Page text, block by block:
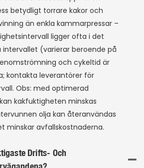
betydligt torrare kakor och
än enkla kammarpressar –
ligger ofta i det
(varierar beroende på
och cykeltid är
kontakta leverantörer för
Obs: med optimerad
kakfuktigheten minskas
olja kan återanvändas
minskar avfallskostnaderna.
Drifts- Och